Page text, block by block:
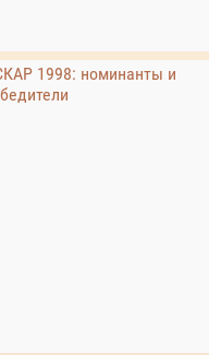
1998: номинанты и